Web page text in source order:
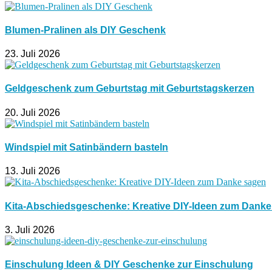
Blumen-Pralinen als DIY Geschenk
23. Juli 2026
Geldgeschenk zum Geburtstag mit Geburtstagskerzen
20. Juli 2026
Windspiel mit Satinbändern basteln
13. Juli 2026
Kita-Abschiedsgeschenke: Kreative DIY-Ideen zum
3. Juli 2026
Einschulung Ideen & DIY Geschenke zur Einschulung